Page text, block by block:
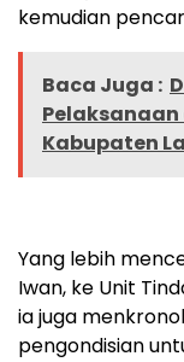
kemudian
Baca Juga :
Kabupaten
Yang lebih
Iwan, ke Unit
ia juga
pengondisian